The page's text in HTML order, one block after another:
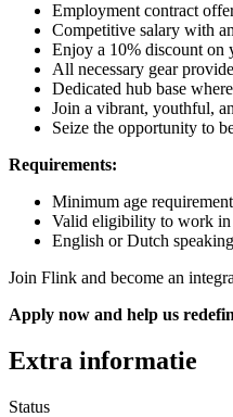
Employment contract
Competitive salary with
Enjoy a 10% discount on
All necessary gear
Dedicated hub base
Join a vibrant, youthful,
Seize the opportunity to
Requirements:
Minimum age
Valid eligibility to work in
English or Dutch
Join Flink and become an
Apply now and help us
Extra informatie
Status